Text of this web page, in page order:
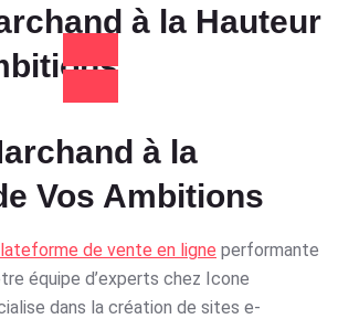
à la Hauteur
à la
Vos Ambitions
de vente en ligne performante
équipe d’experts chez Icone
dans la création de sites e-